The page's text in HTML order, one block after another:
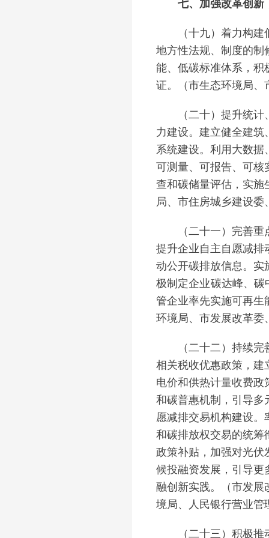
七、加强改革创新
（十九）着力构建低
地方性法规、制度的制
能、低碳标准体系，积
证。（市生态环境局、
（二十）提升统计、
力建设。建立健全建
系统建设。利用大数
可测量、可报告、可核
查和碳储量评估，实施
局、市住房城乡建设
（二十一）完善重点
提升企业自主自愿减排
动公开碳排放信息。实
极制定企业碳达峰、碳
管企业率先实施可再生
环境局、市发展改革委
（二十二）持续完善
相关税收优惠政策，建
电价和供热计量收费
和碳普惠机制，引导多
愿减排交易机构建设
和碳排放权交易的统筹
政策补贴，加强对光伏
候投融资发展，引导更
融创新实践。（市发展
境局、人民银行营业管
（二十三）积极推动